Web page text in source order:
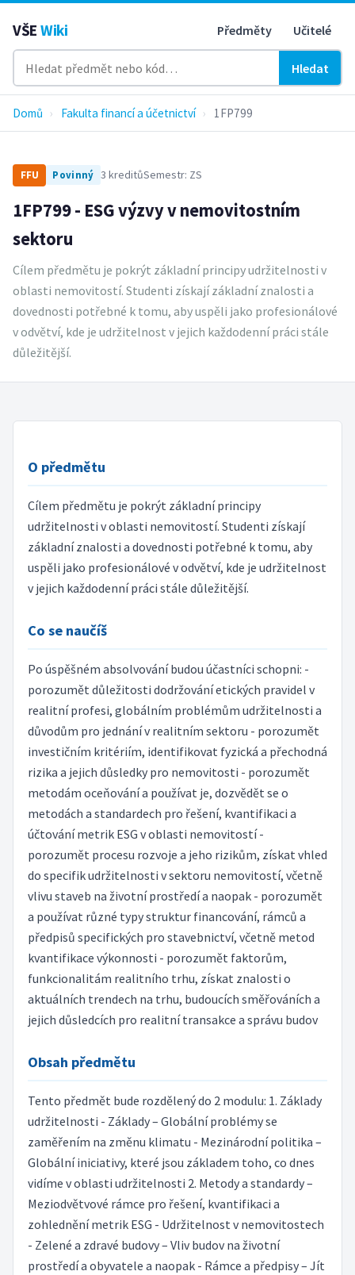
VŠE Wiki Předměty Učitelé
Hledat
Domů › Fakulta financí a účetnictví › 1FP799
FFU Povinný 3 kreditůSemestr: ZS
1FP799 - ESG výzvy v nemovitostním
sektoru
Cílem předmětu je pokrýt základní principy udržitelnosti v
oblasti nemovitostí. Studenti získají základní znalosti a
dovednosti potřebné k tomu, aby uspěli jako profesionálové
v odvětví, kde je udržitelnost v jejich každodenní práci stále
důležitější.
O předmětu
Cílem předmětu je pokrýt základní principy
udržitelnosti v oblasti nemovitostí. Studenti získají
základní znalosti a dovednosti potřebné k tomu, aby
uspěli jako profesionálové v odvětví, kde je udržitelnost
v jejich každodenní práci stále důležitější.
Co se naučíš
Po úspěšném absolvování budou účastníci schopni: -
porozumět důležitosti dodržování etických pravidel v
realitní profesi, globálním problémům udržitelnosti a
důvodům pro jednání v realitním sektoru - porozumět
investičním kritériím, identifikovat fyzická a přechodná
rizika a jejich důsledky pro nemovitosti - porozumět
metodám oceňování a používat je, dozvědět se o
metodách a standardech pro řešení, kvantifikaci a
účtování metrik ESG v oblasti nemovitostí -
porozumět procesu rozvoje a jeho rizikům, získat vhled
do specifik udržitelnosti v sektoru nemovitostí, včetně
vlivu staveb na životní prostředí a naopak - porozumět
a používat různé typy struktur financování, rámců a
předpisů specifických pro stavebnictví, včetně metod
kvantifikace výkonnosti - porozumět faktorům,
funkcionalitám realitního trhu, získat znalosti o
aktuálních trendech na trhu, budoucích směřováních a
jejich důsledcích pro realitní transakce a správu budov
Obsah předmětu
Tento předmět bude rozdělený do 2 modulu: 1. Základy
udržitelnosti - Základy – Globální problémy se
zaměřením na změnu klimatu - Mezinárodní politika –
Globální iniciativy, které jsou základem toho, co dnes
vidíme v oblasti udržitelnosti 2. Metody a standardy –
Meziodvětvové rámce pro řešení, kvantifikaci a
zohlednění metrik ESG - Udržitelnost v nemovitostech
- Zelené a zdravé budovy – Vliv budov na životní
prostředí a obyvatele a naopak - Rámce a předpisy – Jít